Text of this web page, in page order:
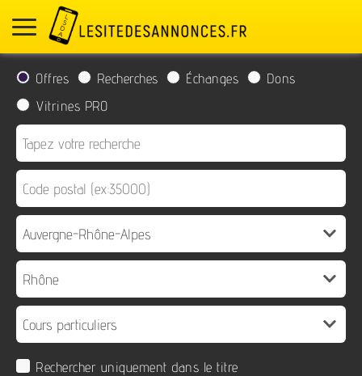
Offres Recherches Échanges
Dons
Vitrines PRO
Rechercher uniquement dans le titre